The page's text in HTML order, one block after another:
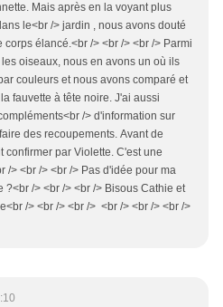
Mais après en la voyant plus
le<br /> jardin , nous avons douté
corps élancé.<br /> <br /> <br /> Parmi
oiseaux, nous en avons un où ils
couleurs et nous avons comparé et
fauvette à tête noire. J'ai aussi
/> d'information sur
des recoupements. Avant de
confirmer par Violette. C'est une
/> <br /> <br /> Pas d'idée pour ma
?<br /> <br /> <br /> Bisous Cathie et
/> <br /> <br /> <br /> <br /> <br />